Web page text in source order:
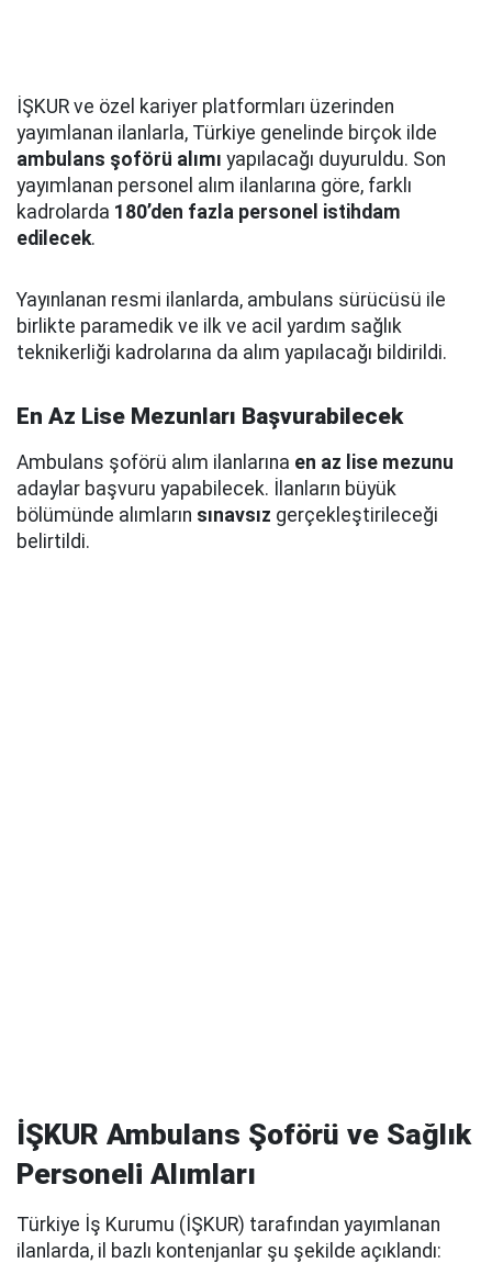
İŞKUR ve özel kariyer platformları üzerinden
yayımlanan ilanlarla, Türkiye genelinde birçok ilde
ambulans şoförü alımı yapılacağı duyuruldu. Son
yayımlanan personel alım ilanlarına göre, farklı
kadrolarda 180’den fazla personel istihdam
edilecek.
Yayınlanan resmi ilanlarda, ambulans sürücüsü ile
birlikte paramedik ve ilk ve acil yardım sağlık
teknikerliği kadrolarına da alım yapılacağı bildirildi.
En Az Lise Mezunları Başvurabilecek
Ambulans şoförü alım ilanlarına en az lise mezunu
adaylar başvuru yapabilecek. İlanların büyük
bölümünde alımların sınavsız gerçekleştirileceği
belirtildi.
İŞKUR Ambulans Şoförü ve Sağlık
Personeli Alımları
Türkiye İş Kurumu (İŞKUR) tarafından yayımlanan
ilanlarda, il bazlı kontenjanlar şu şekilde açıklandı: